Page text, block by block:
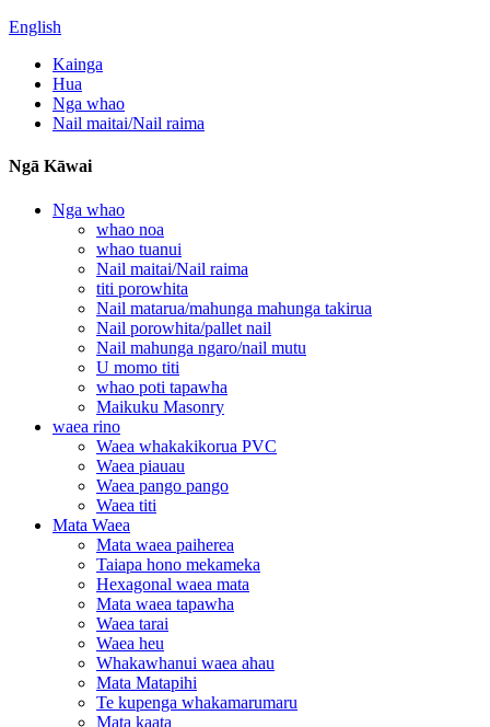
English
Kainga
Hua
Nga whao
Nail maitai/Nail raima
Ngā Kāwai
Nga whao
whao noa
whao tuanui
Nail maitai/Nail raima
titi porowhita
Nail matarua/mahunga mahunga takirua
Nail porowhita/pallet nail
Nail mahunga ngaro/nail mutu
U momo titi
whao poti tapawha
Maikuku Masonry
waea rino
Waea whakakikorua PVC
Waea piauau
Waea pango pango
Waea titi
Mata Waea
Mata waea paiherea
Taiapa hono mekameka
Hexagonal waea mata
Mata waea tapawha
Waea tarai
Waea heu
Whakawhanui waea ahau
Mata Matapihi
Te kupenga whakamarumaru
Mata kaata